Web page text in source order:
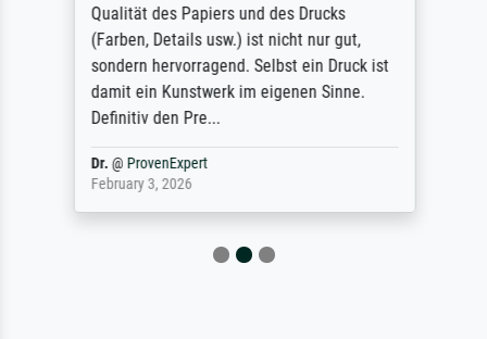
Qualität des Papiers und des Drucks
(Farben, Details usw.) ist nicht nur gut,
sondern hervorragend. Selbst ein Druck ist
damit ein Kunstwerk im eigenen Sinne.
Definitiv den Pre...
Dr.@ ProvenExpert
February 3, 2026